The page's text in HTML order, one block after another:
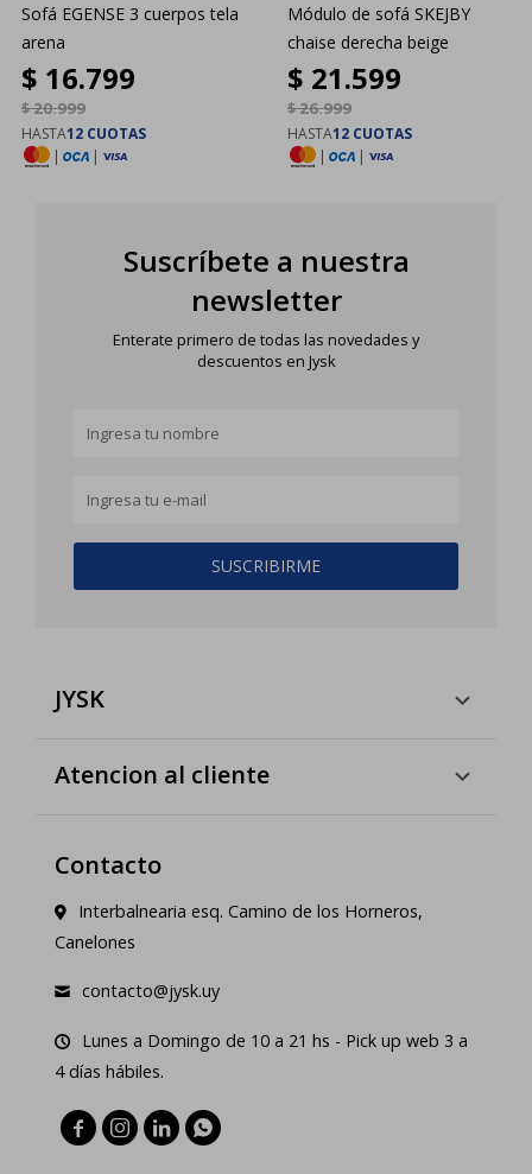
Sofá EGENSE 3 cuerpos tela
arena
$ 16.799
$20.999
HASTA12 CUOTAS
|
|
Módulo de sofá SKEJBY
chaise derecha beige
$ 21.599
$26.999
HASTA12 CUOTAS
|
|
Suscríbete a nuestra
newsletter
Enterate primero de todas las novedades y
descuentos en Jysk
SUSCRIBIRME
JYSK
Atencion al cliente
Contacto
Interbalnearia esq. Camino de los Horneros,
Canelones
contacto@jysk.uy
Lunes a Domingo de 10 a 21 hs - Pick up web 3 a
4 días hábiles.
   